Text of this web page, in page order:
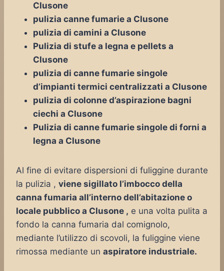
Clusone
pulizia canne fumarie a Clusone
pulizia di camini a Clusone
Pulizia di stufe a legna e pellets a
Clusone
pulizia di canne fumarie singole
d’impianti termici centralizzati a Clusone
pulizia di colonne d’aspirazione bagni
ciechi a Clusone
Pulizia di canne fumarie singole di forni a
legna a Clusone
Al fine di evitare dispersioni di fuliggine durante
la pulizia , viene sigillato l’imbocco della
canna fumaria all’interno dell’abitazione o
locale pubblico a Clusone , e una volta pulita a
fondo la canna fumaria dal comignolo,
mediante l’utilizzo di scovoli, la fuliggine viene
rimossa mediante un aspiratore industriale.